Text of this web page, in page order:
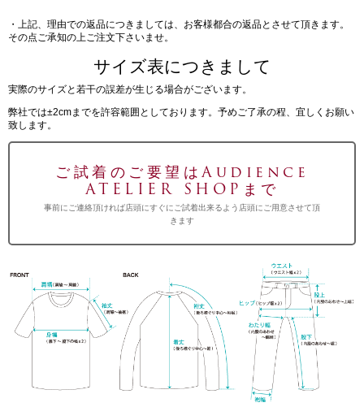
・上記、理由での返品につきましては、お客様都合の返品とさせて頂きます。
その点ご承知の上ご注文下さいませ。
サイズ表につきまして
実際のサイズと若干の誤差が生じる場合がございます。
弊社では±2cmまでを許容範囲としております。予めご了承の程、宜しくお願い
致します。
ご試着のご要望はAudience
ATELIER SHOPまで
事前にご連絡頂ければ店頭にすぐにご試着出来るよう店頭にご用意させて頂
きます